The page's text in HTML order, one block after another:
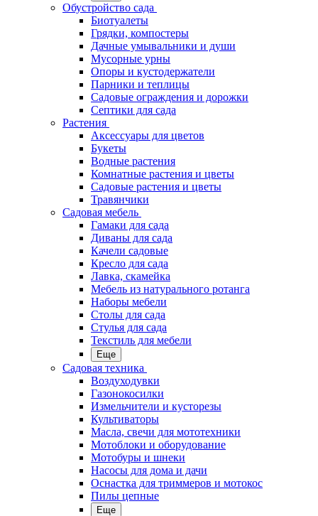
Обустройство сада
Биотуалеты
Грядки, компостеры
Дачные умывальники и души
Мусорные урны
Опоры и кустодержатели
Парники и теплицы
Садовые ограждения и дорожки
Септики для сада
Растения
Аксессуары для цветов
Букеты
Водные растения
Комнатные растения и цветы
Садовые растения и цветы
Травянчики
Садовая мебель
Гамаки для сада
Диваны для сада
Качели садовые
Кресло для сада
Лавка, скамейка
Мебель из натурального ротанга
Наборы мебели
Столы для сада
Стулья для сада
Текстиль для мебели
Еще
Садовая техника
Воздуходувки
Газонокосилки
Измельчители и кусторезы
Культиваторы
Масла, свечи для мототехники
Мотоблоки и оборудование
Мотобуры и шнеки
Насосы для дома и дачи
Оснастка для триммеров и мотокос
Пилы цепные
Еще